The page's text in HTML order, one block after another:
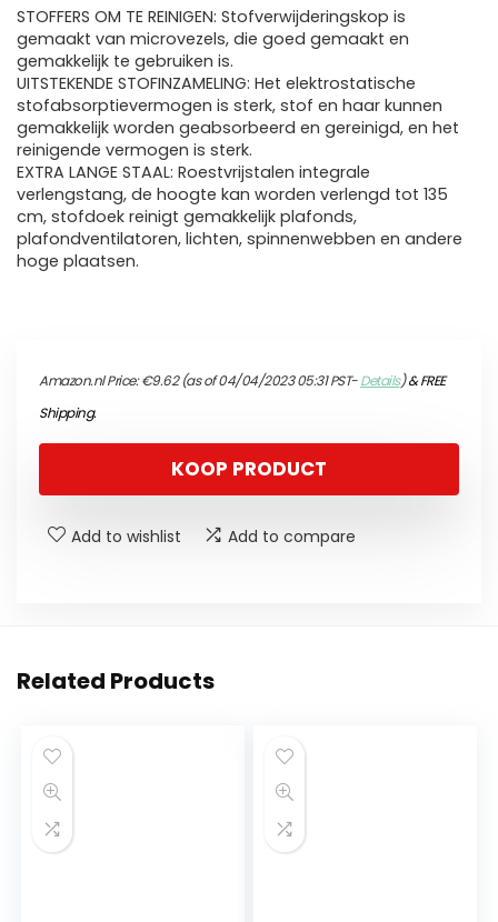
STOFFERS OM TE REINIGEN: Stofverwijderingskop is
gemaakt van microvezels, die goed gemaakt en
gemakkelijk te gebruiken is.
UITSTEKENDE STOFINZAMELING: Het elektrostatische
stofabsorptievermogen is sterk, stof en haar kunnen
gemakkelijk worden geabsorbeerd en gereinigd, en het
reinigende vermogen is sterk.
EXTRA LANGE STAAL: Roestvrijstalen integrale
verlengstang, de hoogte kan worden verlengd tot 135
cm, stofdoek reinigt gemakkelijk plafonds,
plafondventilatoren, lichten, spinnenwebben en andere
hoge plaatsen.
Amazon.nl Price:€9.62(as of 04/04/2023 05:31 PST-Details)&FREE
Shipping.
KOOP PRODUCT
Add to wishlist Add to compare
Related Products